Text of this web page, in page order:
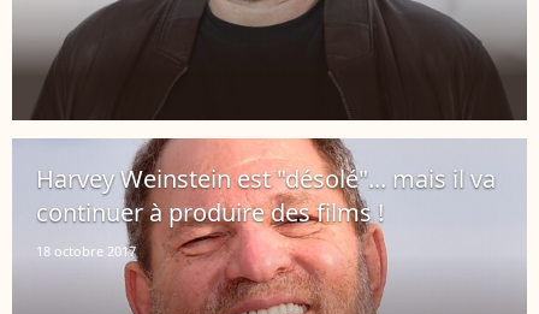
Harvey Weinstein est "désolé"... mais il va
continuer à produire des films !
18 octobre 2017